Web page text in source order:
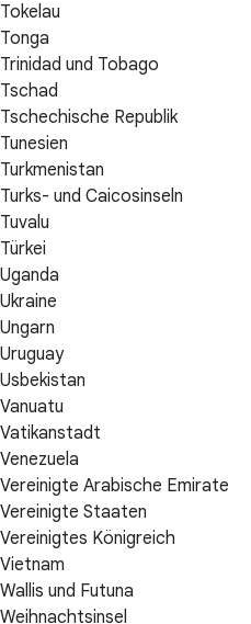
Tokelau
Tonga
Trinidad und Tobago
Tschad
Tschechische Republik
Tunesien
Turkmenistan
Turks- und Caicosinseln
Tuvalu
Türkei
Uganda
Ukraine
Ungarn
Uruguay
Usbekistan
Vanuatu
Vatikanstadt
Venezuela
Vereinigte Arabische Emirate
Vereinigte Staaten
Vereinigtes Königreich
Vietnam
Wallis und Futuna
Weihnachtsinsel